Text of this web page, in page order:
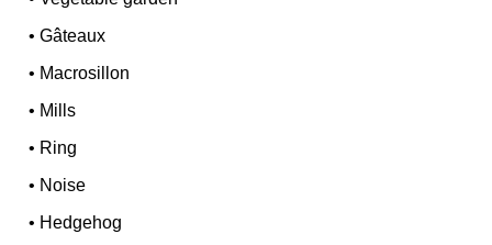
•Gâteaux
• Macrosillon
• Mills
• Ring
• Noise
• Hedgehog